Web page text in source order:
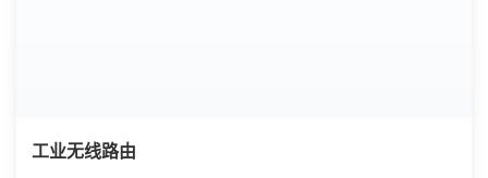
工业无线路由